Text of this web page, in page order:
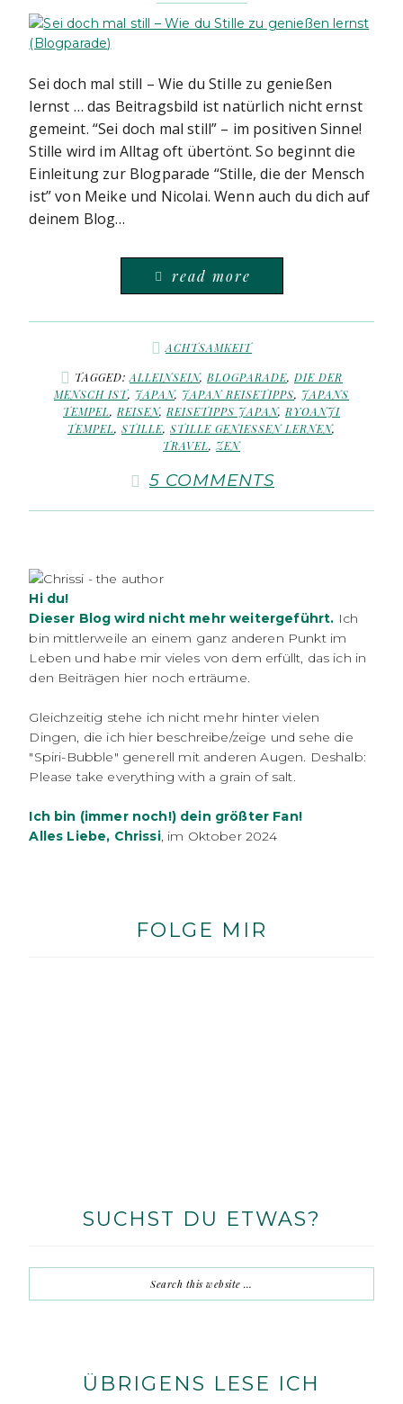
Sei doch mal still – Wie du Stille zu genießen
lernst … das Beitragsbild ist natürlich nicht ernst
gemeint. “Sei doch mal still” – im positiven Sinne!
Stille wird im Alltag oft übertönt. So beginnt die
Einleitung zur Blogparade “Stille, die der Mensch
ist” von Meike und Nicolai. Wenn auch du dich auf
deinem Blog…
read more
ACHTSAMKEIT
TAGGED:ALLEINSEIN,BLOGPARADE,DIE DER
MENSCH IST, JAPAN, JAPAN REISETIPPS, JAPANS
TEMPEL,REISEN,REISETIPPS JAPAN,RYOANJI
TEMPEL, STILLE, STILLE GENIESSEN LERNEN ,
TRAVEL,ZEN
5 COMMENTS
Hi du!
Dieser Blog wird nicht mehr weitergeführt. Ich
bin mittlerweile an einem ganz anderen Punkt im
Leben und habe mir vieles von dem erfüllt, das ich in
den Beiträgen hier noch erträume.
Gleichzeitig stehe ich nicht mehr hinter vielen
Dingen, die ich hier beschreibe/zeige und sehe die
"Spiri-Bubble" generell mit anderen Augen. Deshalb:
Please take everything with a grain of salt.
Ich bin (immer noch!) dein größter Fan!
Alles Liebe, Chrissi, im Oktober 2024
FOLGE MIR
SUCHST DU ETWAS?
ÜBRIGENS LESE ICH